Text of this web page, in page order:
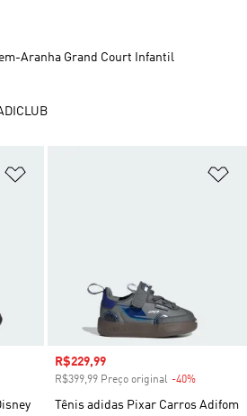
Preço com desconto
R$229,99
R$399,99 Preço original -40%
Tênis adidas Pixar Carros Adifom
Aranha Grand Court Infantil